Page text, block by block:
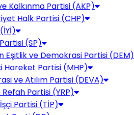
Kalkınma Partisi (AKP)
Halk Partisi (CHP)
(SP)
Eşitlik ve Demokrasi Partisi (DEM)
Hareket Partisi (MHP)
ve Atılım Partisi (DEVA)
Partisi (YRP)
Partisi (TİP)